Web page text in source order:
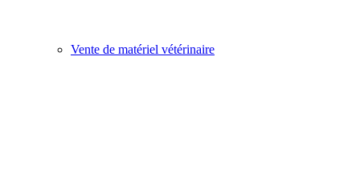
Vente de matériel vétérinaire